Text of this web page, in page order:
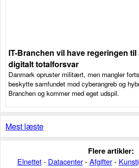
IT-Branchen vil have regeringen
digitalt totalforsvar
Danmark opruster militært, men mangler
beskytte samfundet mod cyberangreb og
Branchen og kommer med eget udspil.
Mest læste
Flere artikler:
Elnettet- Datacenter-Afgifter-